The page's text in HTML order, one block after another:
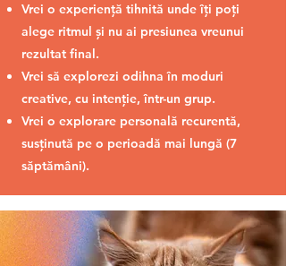
Vrei o experiență tihnită unde îți poți
alege ritmul și nu ai presiunea vreunui
rezultat final.
Vrei să explorezi odihna în moduri
creative, cu intenție, într-un grup.
Vrei o explorare personală recurentă,
susținută pe o perioadă mai lungă (7
săptămâni).